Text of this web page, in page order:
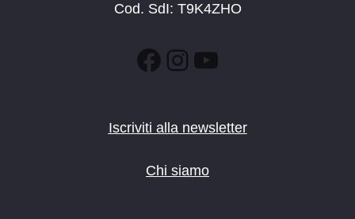
Cod. SdI: T9K4ZHO
Facebook
Instagram
YouTube
Iscriviti alla newsletter
Chi siamo